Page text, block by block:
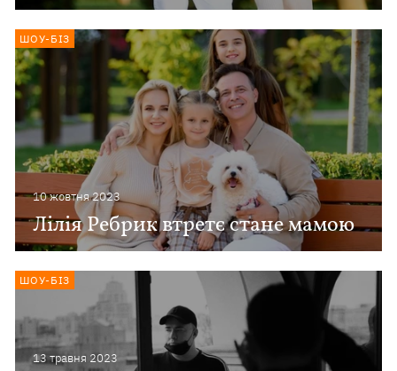
10 жовтня 2023
Лілія Ребрик втретє стане мамою
ШОУ-БІЗ
13 травня 2023
ШОУ-БІЗ